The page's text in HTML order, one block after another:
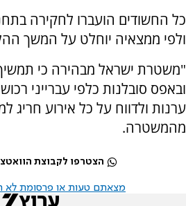
כל החשודים הועברו לחקירה
ולפי ממצאיה יוחלט על המשך
"משטרת ישראל מבהירה כי
ובאפס סובלנות כלפי עברייני
מהמשטרה.
הצטרפו לקבוצת
מצאתם טעות או פרסומת לא